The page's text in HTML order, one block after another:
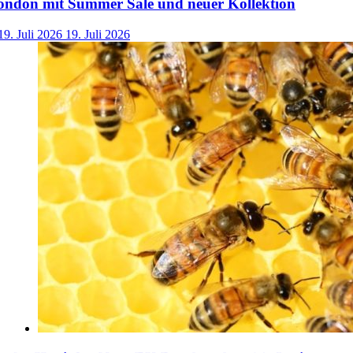
mit Summer Sale und neuer Kollektion
Juli 2026 19. Juli 2026